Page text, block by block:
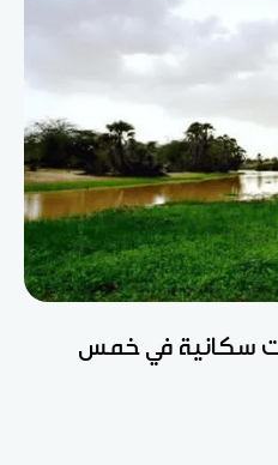
سكانية في خمس